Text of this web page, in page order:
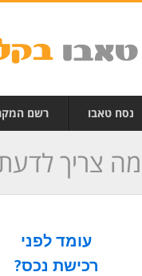
נסח טאבו רשם
מה צריך
והוצאת נסח
עומד לפני
רכישת נכס?